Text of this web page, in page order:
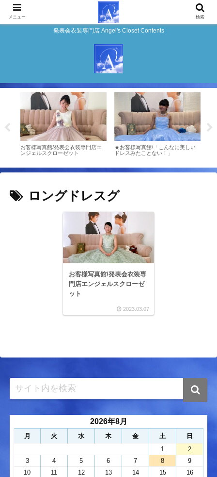
発表会衣装専門店 Angel's Closet Contents
お客様写真館/発表会衣装専門店エ
ンジェルスクローゼット
★お客様写真館/「こんなに美しい
ドレスみたことない！」
ロングドレスグ
お客様写真館/発表会衣装専
門店エンジェルスクローゼ
ット
2023.03.07
2026年8月
月 火 水 木 金 土
日
1
2
3
4 5 6 7 8
9
10
11 12 13 14 15
16
メニュー 検索